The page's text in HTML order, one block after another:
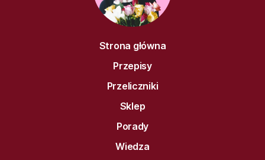
Strona główna
Przepisy
Przeliczniki
Sklep
Porady
Wiedza